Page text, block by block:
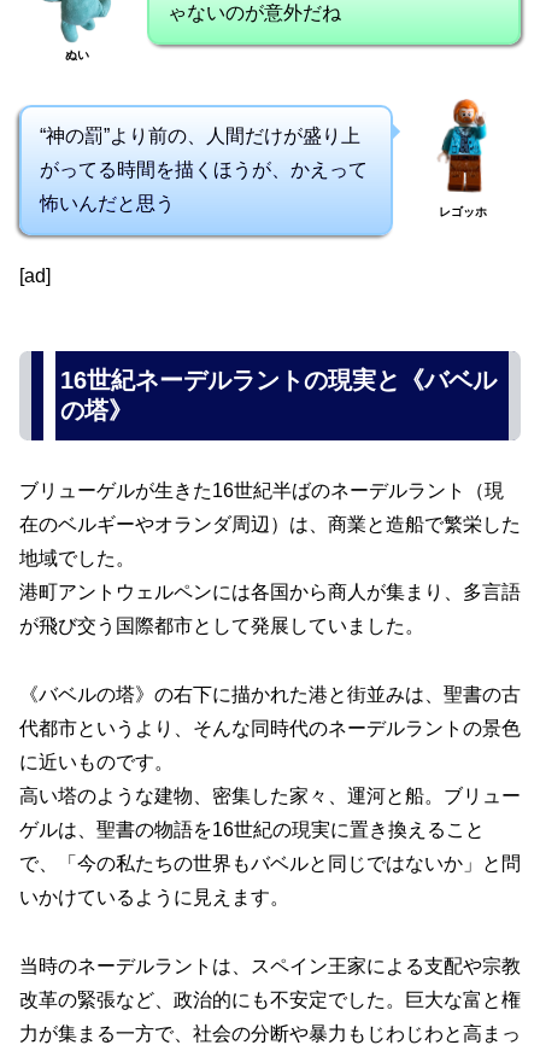
ぬい
ゃないのが意外だね
“神の罰”より前の、人間だけが盛り上
がってる時間を描くほうが、かえって
怖いんだと思う
レゴッホ
[ad]
16世紀ネーデルラントの現実と《バベル
の塔》
ブリューゲルが生きた16世紀半ばのネーデルラント（現
在のベルギーやオランダ周辺）は、商業と造船で繁栄した
地域でした。
港町アントウェルペンには各国から商人が集まり、多言語
が飛び交う国際都市として発展していました。
《バベルの塔》の右下に描かれた港と街並みは、聖書の古
代都市というより、そんな同時代のネーデルラントの景色
に近いものです。
高い塔のような建物、密集した家々、運河と船。ブリュー
ゲルは、聖書の物語を16世紀の現実に置き換えること
で、「今の私たちの世界もバベルと同じではないか」と問
いかけているように見えます。
当時のネーデルラントは、スペイン王家による支配や宗教
改革の緊張など、政治的にも不安定でした。巨大な富と権
力が集まる一方で、社会の分断や暴力もじわじわと高まっ